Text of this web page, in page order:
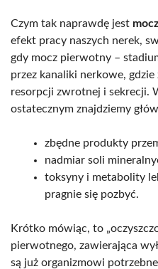
Czym tak naprawdę jest
efekt pracy naszych nerek,
gdy mocz pierwotny –
przez kanaliki nerkowe, gdzie
resorpcji zwrotnej i sekrecji.
ostatecznym znajdziemy
zbędne produkty
nadmiar soli
toksyny i metabolity
pragnie się pozbyć.
Krótko mówiąc, to
pierwotnego, zawierająca
są już organizmowi